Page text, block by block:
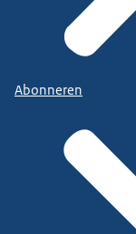
Abonneren